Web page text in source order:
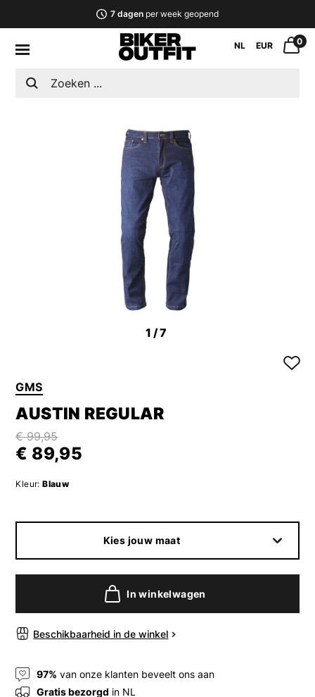
7 dagenper week geopend
NL EUR 0
1/7
GMS
AUSTIN REGULAR
€ 99,95
€ 89,95
Kleur: Blauw
Kies jouw maat
In winkelwagen
Beschikbaarheid in de winkel
97% van onze klanten beveelt ons aan
Gratis bezorgd in NL